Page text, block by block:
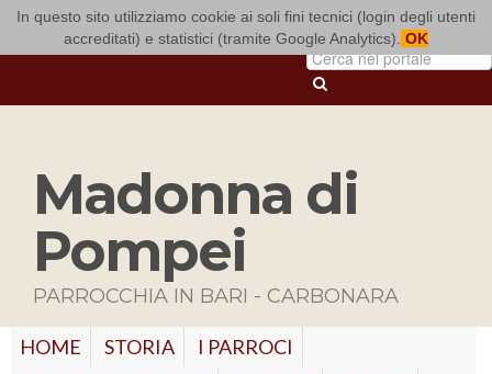
In questo sito utilizziamo cookie ai soli fini tecnici (login degli utenti
accreditati) e statistici (tramite Google Analytics). OK
ARCIDIOCESI DI BARI-BITONTO
Madonna di
Pompei
PARROCCHIA IN BARI - CARBONARA
HOME STORIA
I PARROCI